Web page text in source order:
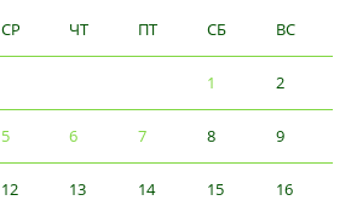
СР ЧТ ПТ СБ ВС
1 2
5 6 7 8 9
12 13 14 15 16